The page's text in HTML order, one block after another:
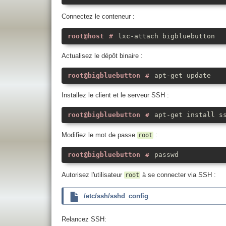
Connectez le conteneur :
lxc-attach bigbluebutton
Actualisez le dépôt binaire :
apt-get update
Installez le client et le serveur SSH :
apt-get install
Modifiez le mot de passe root :
passwd
Autorisez l'utilisateur root à se connecter via SSH :
/etc/ssh/sshd_config
Relancez SSH: